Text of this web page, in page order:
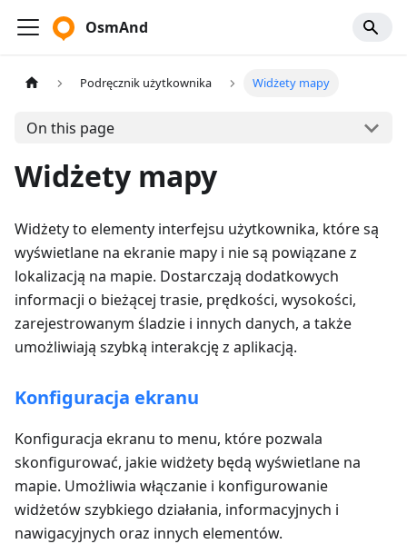
OsmAnd
Podręcznik użytkownika Widżety mapy
On this page
Widżety mapy
Widżety to elementy interfejsu użytkownika, które są
wyświetlane na ekranie mapy i nie są powiązane z
lokalizacją na mapie. Dostarczają dodatkowych
informacji o bieżącej trasie, prędkości, wysokości,
zarejestrowanym śladzie i innych danych, a także
umożliwiają szybką interakcję z aplikacją.
Konfiguracja ekranu
Konfiguracja ekranu to menu, które pozwala
skonfigurować, jakie widżety będą wyświetlane na
mapie. Umożliwia włączanie i konfigurowanie
widżetów szybkiego działania, informacyjnych i
nawigacyjnych oraz innych elementów.